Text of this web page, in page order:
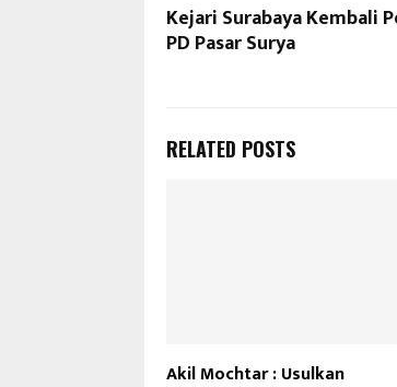
Kejari Surabaya Kembali
PD Pasar Surya
RELATED POSTS
Akil Mochtar : Usulkan